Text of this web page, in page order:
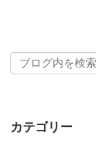
カテゴリー